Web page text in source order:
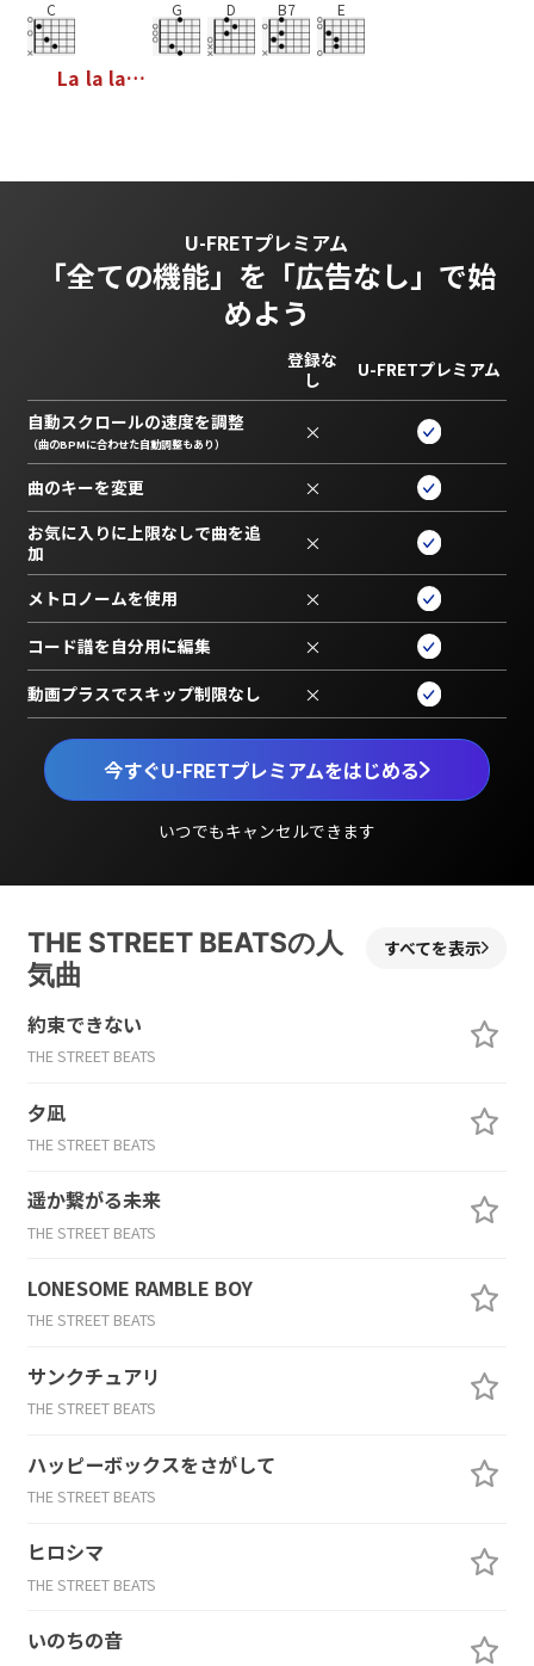
C
La la la…
G D B7 E
U-FRETプレミアム
「全ての機能」を 「広告なし」で始
めよう
今すぐU-FRETプレミアムをはじめる
いつでもキャンセルできます
登録な
し
U-FRETプレミアム
自動スクロールの速度を調整
（曲のBPMに合わせた自動調整もあり） ×
曲のキーを変更 ×
お気に入りに上限なしで曲を追
加
×
メトロノームを使用 ×
コード譜を自分用に編集 ×
動画プラスでスキップ制限なし ×
THE STREET BEATSの人
気曲
すべてを表示
約束できない
THE STREET BEATS
夕凪
THE STREET BEATS
遥か繋がる未来
THE STREET BEATS
LONESOME RAMBLE BOY
THE STREET BEATS
サンクチュアリ
THE STREET BEATS
ハッピーボックスをさがして
THE STREET BEATS
ヒロシマ
THE STREET BEATS
いのちの音